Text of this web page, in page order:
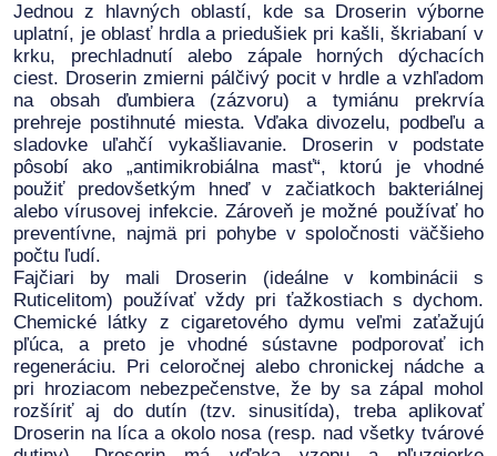
Jednou z hlavných oblastí, kde sa Droserin výborne
uplatní, je oblasť hrdla a priedušiek pri kašli, škriabaní v
krku, prechladnutí alebo zápale horných dýchacích
ciest. Droserin zmierni pálčivý pocit v hrdle a vzhľadom
na obsah ďumbiera (zázvoru) a tymiánu prekrvía
prehreje postihnuté miesta. Vďaka divozelu, podbeľu a
sladovke uľahčí vykašliavanie. Droserin v podstate
pôsobí ako „antimikrobiálna masť“, ktorú je vhodné
použiť predovšetkým hneď v začiatkoch bakteriálnej
alebo vírusovej infekcie. Zároveň je možné používať ho
preventívne, najmä pri pohybe v spoločnosti väčšieho
počtu ľudí.
Fajčiari by mali Droserin (ideálne v kombinácii s
Ruticelitom) používať vždy pri ťažkostiach s dychom.
Chemické látky z cigaretového dymu veľmi zaťažujú
pľúca, a preto je vhodné sústavne podporovať ich
regeneráciu. Pri celoročnej alebo chronickej nádche a
pri hroziacom nebezpečenstve, že by sa zápal mohol
rozšíriť aj do dutín (tzv. sinusitída), treba aplikovať
Droserin na líca a okolo nosa (resp. nad všetky tvárové